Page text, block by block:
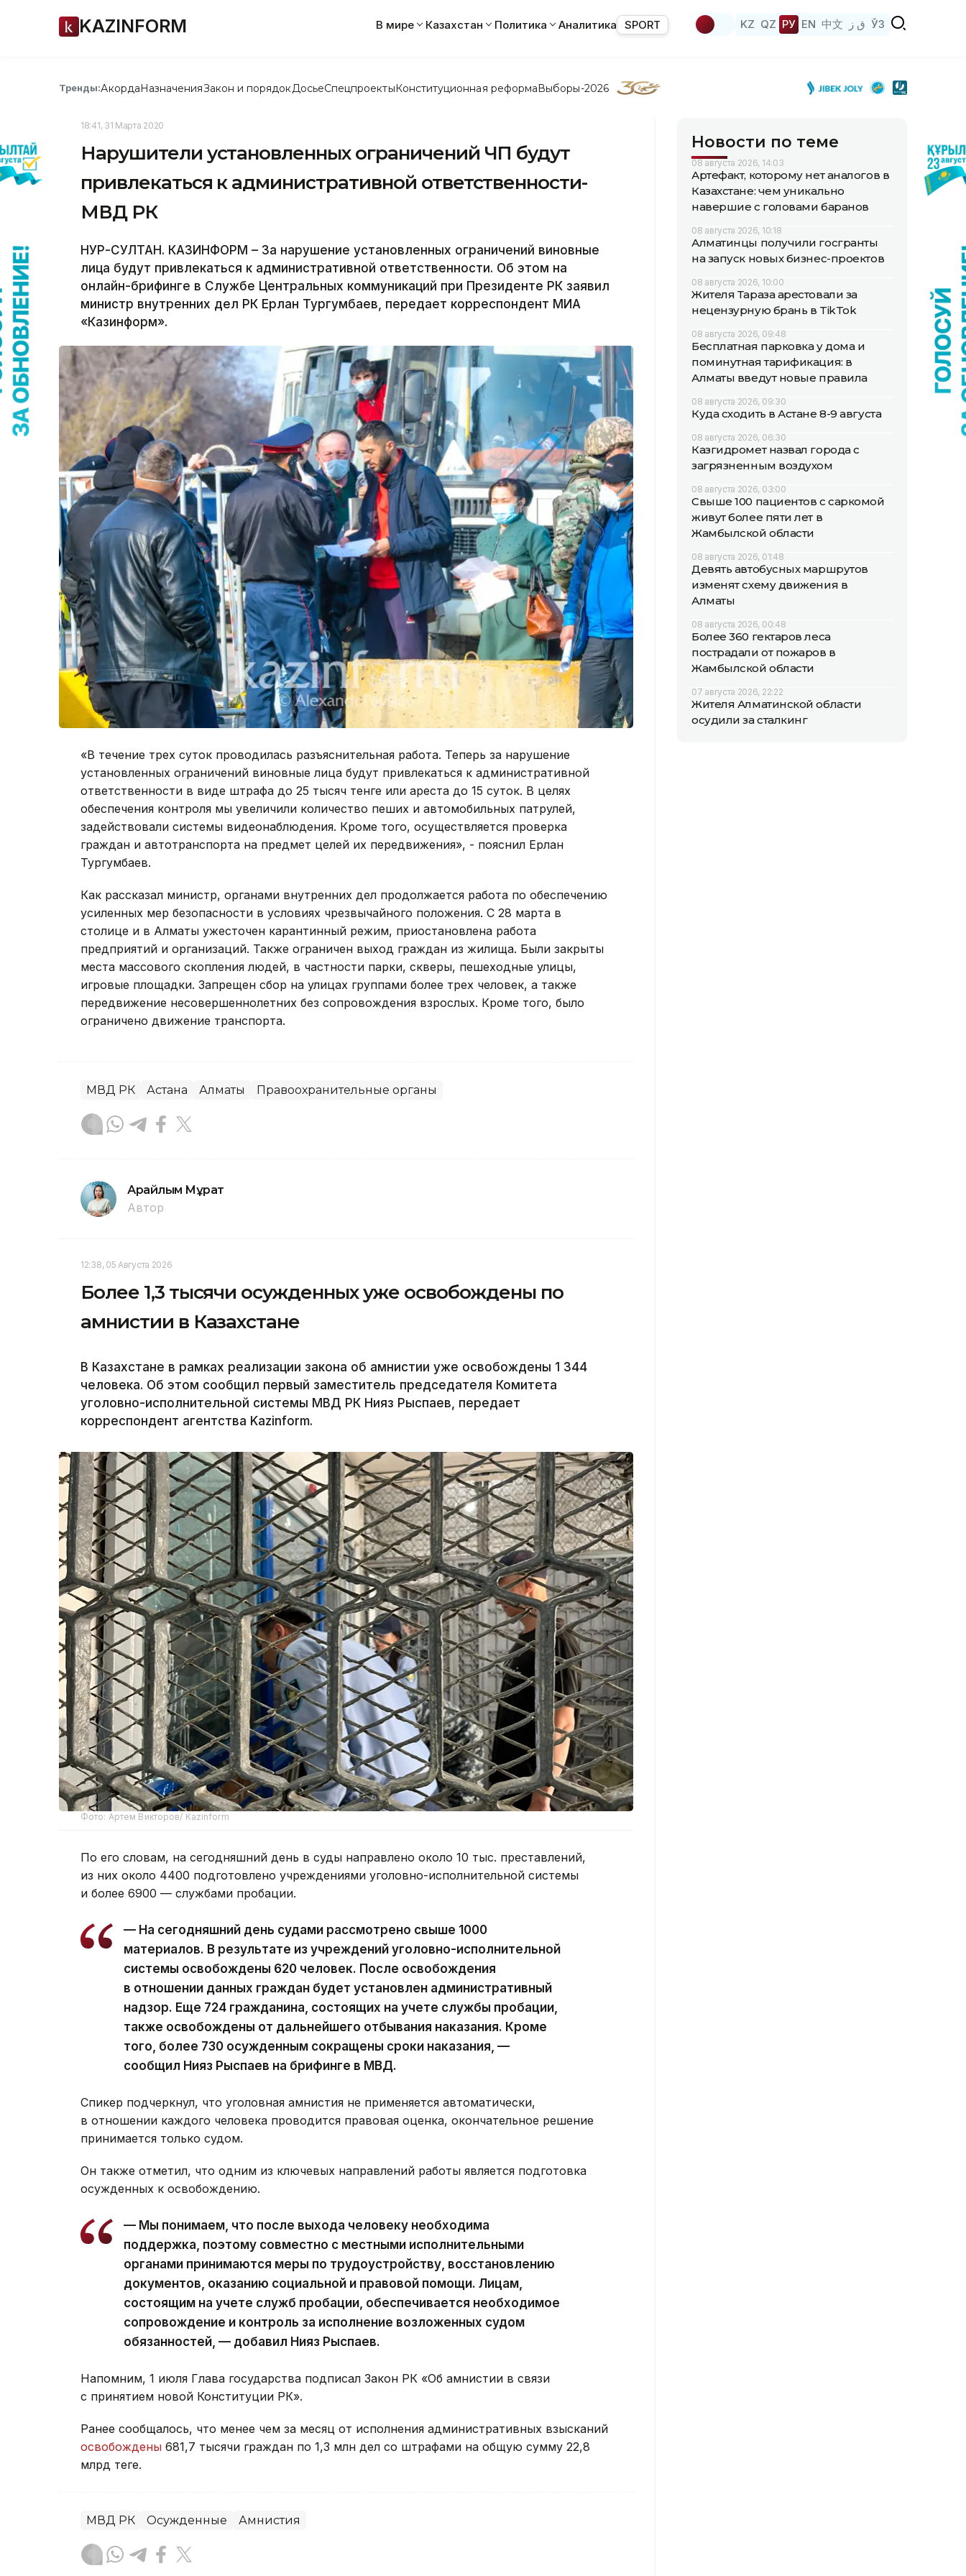
KAZINFORM В мире Казахстан Политика Аналитика SPORT KZ QZ РУ EN 中文 ق ز ЎЗ
Тренды:АкордаНазначенияЗакон и порядок ДосьеСпецпроектыКонституционная реформаВыборы-2026
18:41, 31 Марта 2020
Нарушители установленных ограничений ЧП будут
привлекаться к административной ответственности-
МВД РК
НУР-СУЛТАН. КАЗИНФОРМ – За нарушение установленных ограничений виновные
лица будут привлекаться к административной ответственности. Об этом на
онлайн-брифинге в Службе Центральных коммуникаций при Президенте РК заявил
министр внутренних дел РК Ерлан Тургумбаев, передает корреспондент МИА
«Казинформ».
«В течение трех суток проводилась разъяснительная работа. Теперь за нарушение
установленных ограничений виновные лица будут привлекаться к административной
ответственности в виде штрафа до 25 тысяч тенге или ареста до 15 суток. В целях
обеспечения контроля мы увеличили количество пеших и автомобильных патрулей,
задействовали системы видеонаблюдения. Кроме того, осуществляется проверка
граждан и автотранспорта на предмет целей их передвижения», - пояснил Ерлан
Тургумбаев.
Как рассказал министр, органами внутренних дел продолжается работа по обеспечению
усиленных мер безопасности в условиях чрезвычайного положения. С 28 марта в
столице и в Алматы ужесточен карантинный режим, приостановлена работа
предприятий и организаций. Также ограничен выход граждан из жилища. Были закрыты
места массового скопления людей, в частности парки, скверы, пешеходные улицы,
игровые площадки. Запрещен сбор на улицах группами более трех человек, а также
передвижение несовершеннолетних без сопровождения взрослых. Кроме того, было
ограничено движение транспорта.
МВД РК Астана Алматы Правоохранительные органы
Арайлым Мұрат
Автор
12:38, 05 Августа 2026
Более 1,3 тысячи осужденных уже освобождены по
амнистии в Казахстане
В Казахстане в рамках реализации закона об амнистии уже освобождены 1 344
человека. Об этом сообщил первый заместитель председателя Комитета
уголовно-исполнительной системы МВД РК Нияз Рыспаев, передает
корреспондент агентства Kazinform.
Фото: Артем Викторов/ Kazinform
По его словам, на сегодняшний день в суды направлено около 10 тыс. преставлений,
из них около 4400 подготовлено учреждениями уголовно-исполнительной системы
и более 6900 — службами пробации.
— На сегодняшний день судами рассмотрено свыше 1000
материалов. В результате из учреждений уголовно-исполнительной
системы освобождены 620 человек. После освобождения
в отношении данных граждан будет установлен административный
надзор. Еще 724 гражданина, состоящих на учете службы пробации,
также освобождены от дальнейшего отбывания наказания. Кроме
того, более 730 осужденным сокращены сроки наказания, —
сообщил Нияз Рыспаев на брифинге в МВД.
Спикер подчеркнул, что уголовная амнистия не применяется автоматически,
в отношении каждого человека проводится правовая оценка, окончательное решение
принимается только судом.
Он также отметил, что одним из ключевых направлений работы является подготовка
осужденных к освобождению.
— Мы понимаем, что после выхода человеку необходима
поддержка, поэтому совместно с местными исполнительными
органами принимаются меры по трудоустройству, восстановлению
документов, оказанию социальной и правовой помощи. Лицам,
состоящим на учете служб пробации, обеспечивается необходимое
сопровождение и контроль за исполнение возложенных судом
обязанностей, — добавил Нияз Рыспаев.
Напомним, 1 июля Глава государства подписал Закон РК «Об амнистии в связи
с принятием новой Конституции РК».
Ранее сообщалось, что менее чем за месяц от исполнения административных взысканий
освобождены 681,7 тысячи граждан по 1,3 млн дел со штрафами на общую сумму 22,8
млрд теңге.
МВД РК Осужденные Амнистия
Новости по теме
08 августа 2026, 14:03
Артефакт, которому нет аналогов в
Казахстане: чем уникально
навершие с головами баранов
08 августа 2026, 10:18
Алматинцы получили госгранты
на запуск новых бизнес-проектов
08 августа 2026, 10:00
Жителя Тараза арестовали за
нецензурную брань в TikTok
08 августа 2026, 09:48
Бесплатная парковка у дома и
поминутная тарификация: в
Алматы введут новые правила
08 августа 2026, 09:30
Куда сходить в Астане 8-9 августа
08 августа 2026, 06:30
Казгидромет назвал города с
загрязненным воздухом
08 августа 2026, 03:00
Свыше 100 пациентов с саркомой
живут более пяти лет в
Жамбылской области
08 августа 2026, 01:48
Девять автобусных маршрутов
изменят схему движения в
Алматы
08 августа 2026, 00:48
Более 360 гектаров леса
пострадали от пожаров в
Жамбылской области
07 августа 2026, 22:22
Жителя Алматинской области
осудили за сталкинг